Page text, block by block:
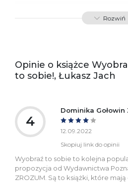
SKU:
+48
informacje dotyczące
bezpieczeństwa:
Rozwiń
Opinie o książce
to sobie!, Łukasz Jach
4
Dominika
12.09.2022
Skopiuj link do opinii
Wyobraź to sobie to kolejna
propozycja od Wydawnictwa
ZROZUM. Są to książki, które